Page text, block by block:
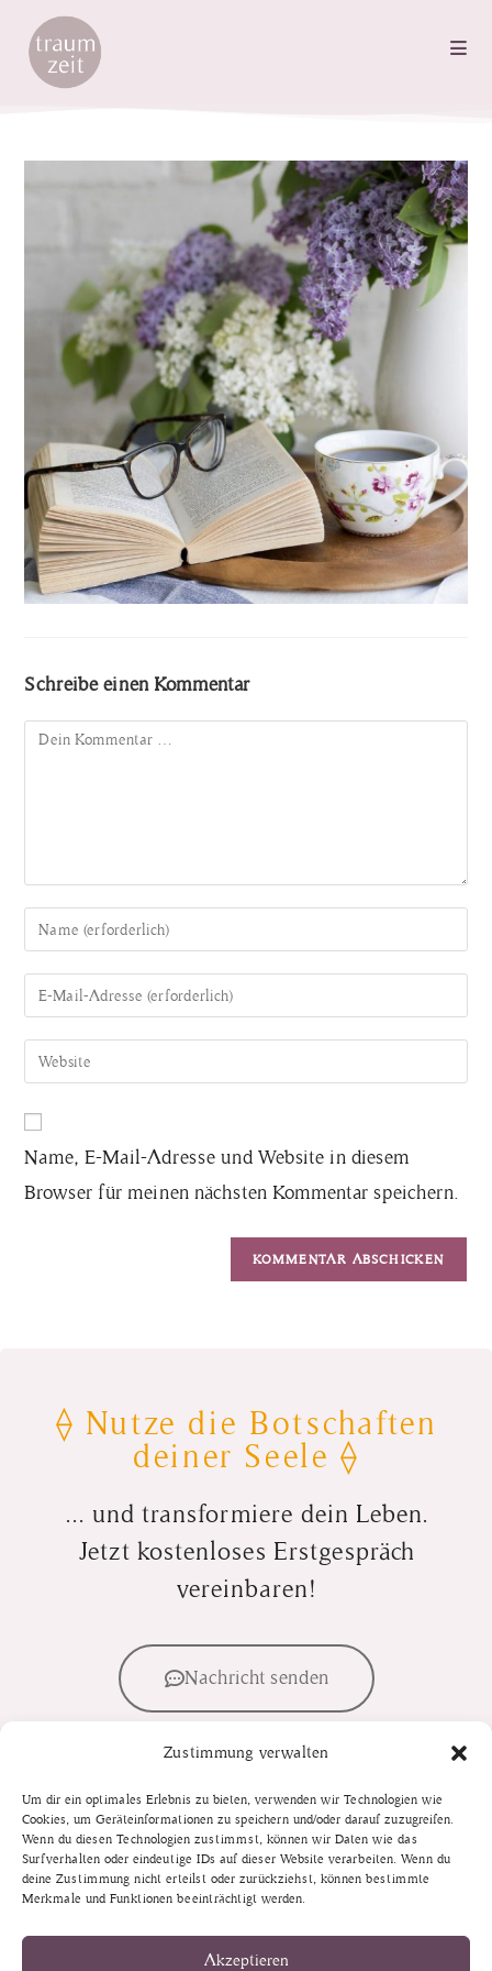
Zustimmung verwalten
Um dir ein optimales Erlebnis zu bieten, verwenden wir Technologien wie
Cookies, um Geräteinformationen zu speichern und/oder darauf zuzugreifen.
Wenn du diesen Technologien zustimmst, können wir Daten wie das
Surfverhalten oder eindeutige IDs auf dieser Website verarbeiten. Wenn du
deine Zustimmung nicht erteilst oder zurückziehst, können bestimmte
Merkmale und Funktionen beeinträchtigt werden.
Akzeptieren
Schreibe einen Kommentar
Name, E-Mail-Adresse und Website in diesem
Browser für meinen nächsten Kommentar speichern.
⟠ Nutze die Botschaften
deiner Seele ⟠
... und transformiere dein Leben.
Jetzt kostenloses Erstgespräch
vereinbaren!
Nachricht senden
E-Mail senden